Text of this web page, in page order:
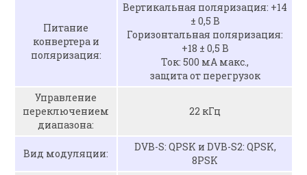
Питание
конвертера и
поляризация:
Вертикальная поляризация: +14
± 0,5 В
Горизонтальная поляризация:
+18 ± 0,5 В
Ток: 500 мА макс.,
защита от перегрузок
Управление
переключением
диапазона:
22 кГц
Вид модуляции:
DVB-S: QPSK и DVB-S2: QPSK,
8PSK